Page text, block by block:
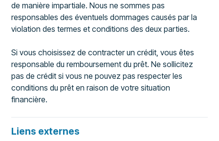
de manière impartiale. Nous ne sommes pas
responsables des éventuels dommages causés par la
violation des termes et conditions des deux parties.
Si vous choisissez de contracter un crédit, vous êtes
responsable du remboursement du prêt. Ne sollicitez
pas de crédit si vous ne pouvez pas respecter les
conditions du prêt en raison de votre situation
financière.
Liens externes